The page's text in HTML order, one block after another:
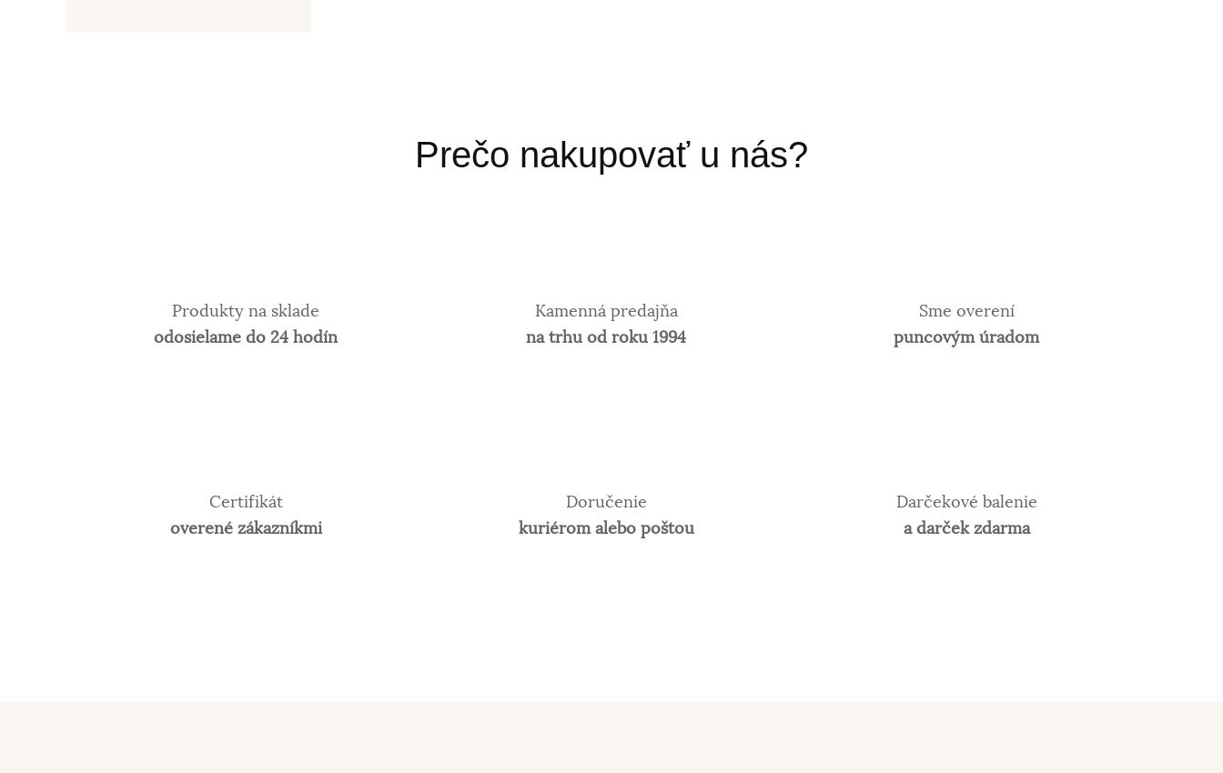
Prečo nakupovať u nás?
Produkty na sklade
odosielame do 24 hodín
Kamenná predajňa
na trhu od roku 1994
Sme overení
puncovým úradom
Certifikát
overené zákazníkmi
Doručenie
kuriérom alebo poštou
Darčekové balenie
a darček zdarma